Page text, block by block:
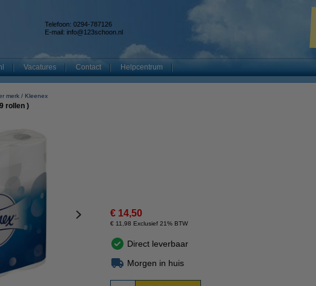
Telefoon: 0294-787126
E-mail: info@123schoon.nl
Vacatures Contact Helpcentrum
merk Kleenex
rollen )
€ 14,50
€ 11,98 Exclusief 21% BTW
Direct leverbaar
Morgen in huis